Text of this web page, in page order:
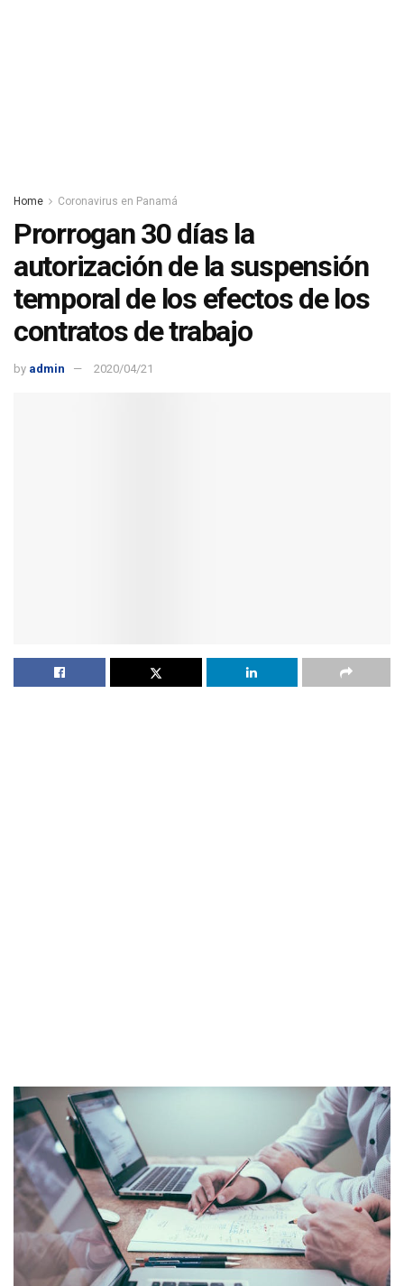
Home Coronavirus en Panamá
Prorrogan 30 días la
autorización de la suspensión
temporal de los efectos de los
contratos de trabajo
by admin 2020/04/21